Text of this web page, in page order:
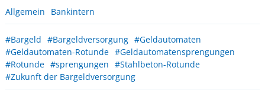
Allgemein Bankintern
#Bargeld #Bargeldversorgung #Geldautomaten
#Geldautomaten-Rotunde #Geldautomatensprengungen
#Rotunde #sprengungen #Stahlbeton-Rotunde
#Zukunft der Bargeldversorgung